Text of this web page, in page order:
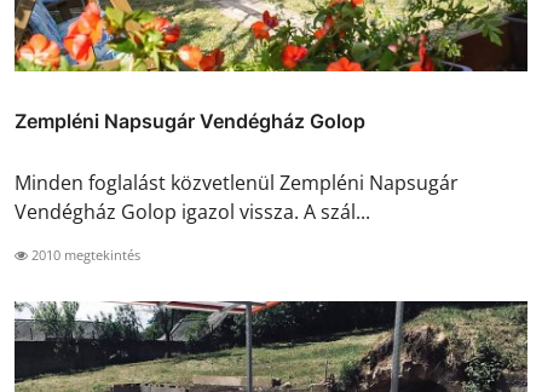
Zempléni Napsugár Vendégház Golop
Minden foglalást közvetlenül Zempléni Napsugár
Vendégház Golop igazol vissza. A szál...
2010 megtekintés